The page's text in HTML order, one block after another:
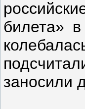
билета»
заносили